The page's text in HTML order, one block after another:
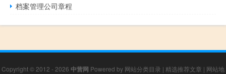
档案管理公司章程
Copyright © 2012 - 2026 中营网 Powered by 网站分类目录 | 精选推荐文章 | 网站地